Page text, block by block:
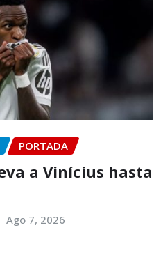
PORTADA
a Vinícius hasta
Ago 7, 2026